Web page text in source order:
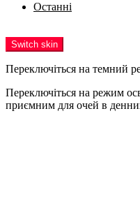
Останні
Switch skin
Переключіться на темний
Переключіться на режим
приємним для очей в